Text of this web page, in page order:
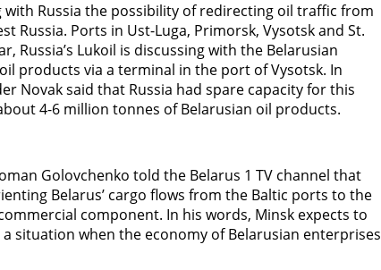
Russia the possibility of redirecting oil traffic from
Russia. Ports in Ust-Luga, Primorsk, Vysotsk and St.
Russia’s Lukoil is discussing with the Belarusian
products via a terminal in the port of Vysotsk. In
Novak said that Russia had spare capacity for this
4-6 million tonnes of Belarusian oil products.
Golovchenko told the Belarus 1 TV channel that
Belarus’ cargo flows from the Baltic ports to the
component. In his words, Minsk expects to
situation when the economy of Belarusian enterprises